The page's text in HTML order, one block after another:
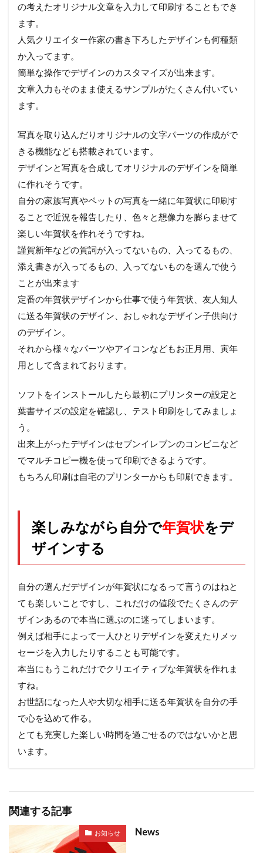
の考えたオリジナル文章を入力して印刷することもでき
ます。
人気クリエイター作家の書き下ろしたデザインも何種類
か入ってます。
簡単な操作でデザインのカスタマイズが出来ます。
文章入力もそのまま使えるサンプルがたくさん付いてい
ます。
写真を取り込んだりオリジナルの文字パーツの作成がで
きる機能なども搭載されています。
デザインと写真を合成してオリジナルのデザインを簡単
に作れそうです。
自分の家族写真やペットの写真を一緒に年賀状に印刷す
ることで近況を報告したり、色々と想像力を膨らませて
楽しい年賀状を作れそうですね。
謹賀新年などの賀詞が入ってないもの、入ってるもの、
添え書きが入ってるもの、入ってないものを選んで使う
ことが出来ます
定番の年賀状デザインから仕事で使う年賀状、友人知人
に送る年賀状のデザイン、おしゃれなデザイン子供向け
のデザイン。
それから様々なパーツやアイコンなどもお正月用、寅年
用として含まれております。
ソフトをインストールしたら最初にプリンターの設定と
葉書サイズの設定を確認し、テスト印刷をしてみましょ
う。
出来上がったデザインはセブンイレブンのコンビニなど
でマルチコピー機を使って印刷できるようです。
もちろん印刷は自宅のプリンターからも印刷できます。
楽しみながら自分で年賀状をデ
ザインする
自分の選んだデザインが年賀状になるって言うのはねと
ても楽しいことですし、これだけの値段でたくさんのデ
ザインあるので本当に選ぶのに迷ってしまいます。
例えば相手によって一人ひとりデザインを変えたりメッ
セージを入力したりすることも可能です。
本当にもうこれだけでクリエイティブな年賀状を作れま
すね。
お世話になった人や大切な相手に送る年賀状を自分の手
で心を込めて作る。
とても充実した楽しい時間を過ごせるのではないかと思
います。
関連する記事
お知らせ News